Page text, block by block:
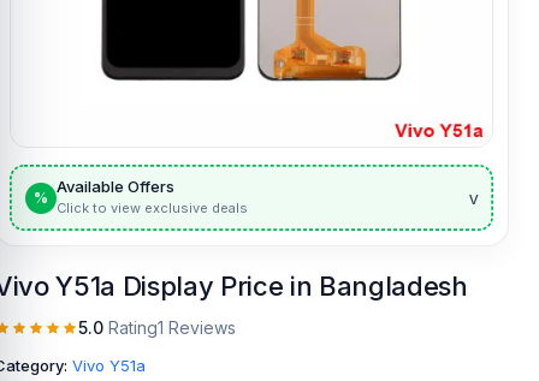
%
Available Offers
Click to view exclusive deals v
Y51a Display Price in Bangladesh
5.0 Rating1 Reviews
Vivo Y51a